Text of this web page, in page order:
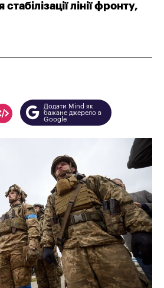
лінії фронту,
Додати Mind як
бажане джерело в
Google